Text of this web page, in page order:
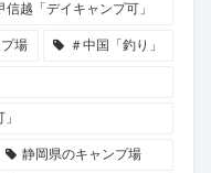
信越「デイキャンプ可」
場 ＃中国「釣り」
静岡県のキャンプ場